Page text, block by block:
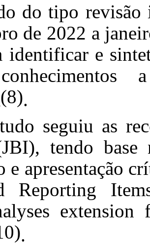
do tipo revisão
de 2022 a
identificar e
(8).
seguiu as
tendo base
e apresentação
Reporting
.